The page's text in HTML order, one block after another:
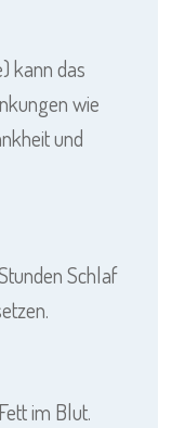
kann das
wie
und
Schlaf
im Blut.